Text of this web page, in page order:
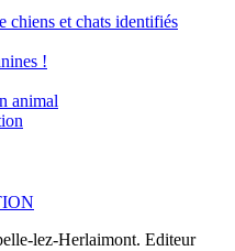
chiens et chats identifiés
!
animal
lez-Herlaimont. Editeur